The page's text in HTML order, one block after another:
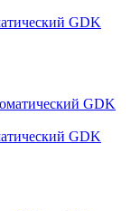
GDK
GDK